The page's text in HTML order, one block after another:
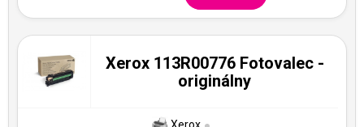
Xerox 113R00776 Fotovalec -
originálny